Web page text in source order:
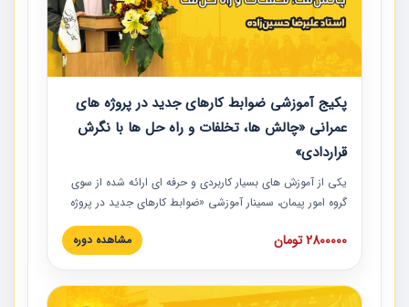
پکیج آموزشی ضوابط کارهای جدید در پروژه های
عمرانی «چالش ها، تخلفات و راه حل ها با نگرش
قراردادی»
یکی از آموزش‏‏‏‏‏‏ های بسیار کاربردی و حرفه‏ ای ارائه شده از سوی
گروه امور پیمان، سمینار آموزشی «ضوابط کارهای جدید در پروژه
های عمرانی» چالش ها، تخلفات و راه حل ها با نگرش قراردادی
است که در محل سندیکای شرکت های ساختمانی کشور ارائه شد.
مدارک پیمان به همراه تجربیات عملی ارائه شده است.
2800000 تومان مشاهده دوره